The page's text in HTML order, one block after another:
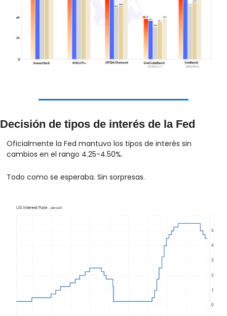
Decisión de tipos de interés de la Fed
Oficialmente la Fed mantuvo los tipos de interés sin
cambios en el rango 4.25-4.50%.
Todo como se esperaba. Sin sorpresas.